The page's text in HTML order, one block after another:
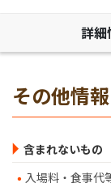
詳細
その他情報
含まれないもの
入場料・食事代